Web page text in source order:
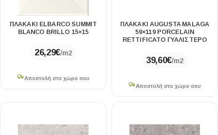
ΠΛΑΚΑΚΙ ELBARCO SUMMIT
BLANCO BRILLO 15×15
26,29€/m2
Αποστολή στο χώρο σου
ΠΛΑΚΆΚΙ AUGUSTA MALAGA
59×119 PORCELAIN
RETTIFICATO ΓΥΑΛΙΣΤΕΡΌ
39,60€/m2
Αποστολή στο χώρο σου